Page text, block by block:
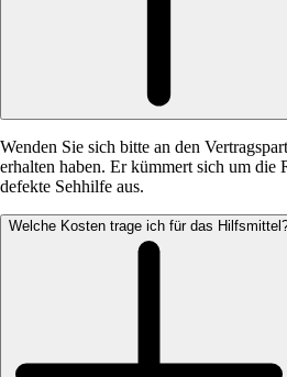
Wenden Sie sich bitte an den
erhalten haben. Er kümmert sich um die
defekte Sehhilfe aus.
Welche Kosten trage ich für das